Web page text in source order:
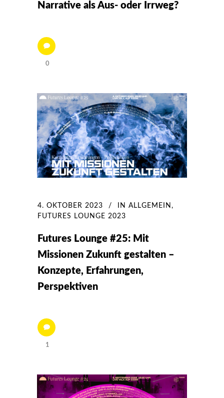
Narrative als Aus- oder Irrweg?
0
4. OKTOBER 2023 IN ALLGEMEIN ,
FUTURES LOUNGE 2023
Futures Lounge #25: Mit
Missionen Zukunft gestalten –
Konzepte, Erfahrungen,
Perspektiven
1